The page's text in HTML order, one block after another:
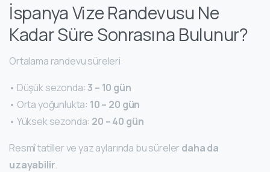
İspanya Vize Randevusu Ne
Kadar Süre Sonrasına Bulunur?
Ortalama randevu süreleri:
• Düşük sezonda: 3 – 10 gün
• Orta yoğunlukta: 10 – 20 gün
• Yüksek sezonda: 20 – 40 gün
Resmî tatiller ve yaz aylarında bu süreler daha da
uzayabilir.